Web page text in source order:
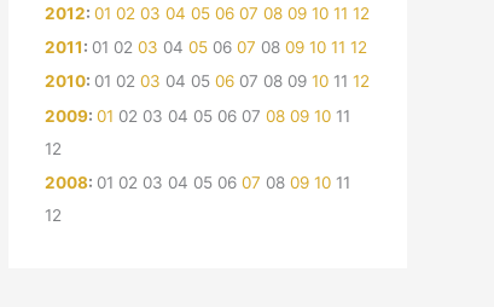
2012: 01 02 03 04 05 06 07 08 09 10 11 12
2011: 01 02 03 04 05 06 07 08 09 10 11 12
2010: 01 02 03 04 05 06 07 08 09 10 11 12
2009: 01 02 03 04 05 06 07 08 09 10 11
12
2008: 01 02 03 04 05 06 07 08 09 10 11
12